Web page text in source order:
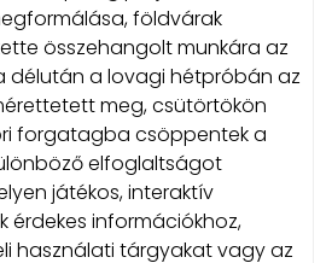
földvárak
összehangolt munkára az
délután a lovagi hétpróbán az
meg, csütörtökön
forgatagba csöppentek a
elfoglaltságot
játékos, interaktív
információkhoz,
használati tárgyakat vagy az